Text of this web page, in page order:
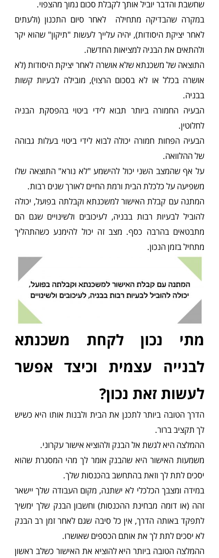
שחשבת והדבר יוביל אותך לקבלת סכום נמוך מהצפוי.
במקרה שהבדיקה מתחילה לאחר סיום התכנון (ולעתים
לאחר יציקת היסודות), יהיה עלייך לעשות "תיקון" שהוא יקר
ולהתאים את הבניה למציאות החדשה.
התוצאה של משכנתא שלא אושרה לאחר יציקת היסודות (לא
אושרה בכלל או לא בסכום הרצוי), מובילה לבעיות קשות
בבניה.
הבעיה החמורה ביותר תבוא לידי ביטוי בהפסקת הבניה
לחלוטין.
הבעיה הפחות חמורה יכולה לבוא לידי ביטוי בעלות גבוהה
של ההלוואה.
על אף שהמצב השני יכול להישמע "לא נורא" התוצאה שלו
משפיעה על כלכלת הבית ורמת החיים לאורך שנים רבות.
המתנה עם קבלת האישור למשכנתא וקבלתה בפועל, יכולה
להוביל לבעיות רבות בבניה, לעיכובים ולשינויים שגם הם
מתבטאים בהרבה כסף. מצב זה יכול להימנע כשהתהליך
מתחיל בזמן הנכון.
מתי נכון לקחת משכנתא
לבנייה עצמית וכיצד אפשר
לעשות זאת נכון?
הדרך הטובה ביותר לתכנן את הבית ולבנות אותו היא כשיש
לך תקציב ברור.
ההמלצה היא לגשת אל הבנק ולהוציא אישור עקרוני.
משמעות האישור היא שהבנק אומר לך מהי המסגרת שהוא
יסכים לתת לך וזאת בהתחשב בהכנסות שלך.
במידה ומצבך הכלכלי לא ישתנה, מקום העבודה שלך יישאר
זהה (או דומה מבחינת ההכנסות) וחשבון הבנק שלך ימשיך
לתפקד באותה הדרך, אין כל סיבה שגם לאחר זמן רב הבנק
לא יסכים לתת לך את אותם הכספים שאושרו.
ההמלצה הטובה ביותר היא להוציא את האישור כשלב ראשון